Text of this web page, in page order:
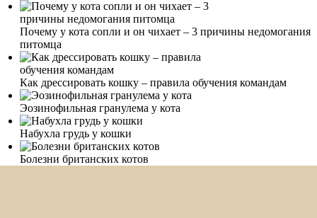
Почему у кота сопли и он чихает – 3 причины недомогания
питомца
Как дрессировать кошку – правила обучения командам
Эозинофильная гранулема у кота
Набухла грудь у кошки
Болезни британских котов